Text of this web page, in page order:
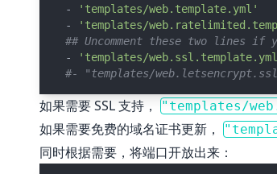
  -
'templates/web.template.yml'
  -
'templates/
## Uncomment these two lines
  -
'templates/
#- "templates/
如果需要 SSL 支持， "templates/
如果需要免费的域名证书更新，
同时根据需要，将端口开放出来：